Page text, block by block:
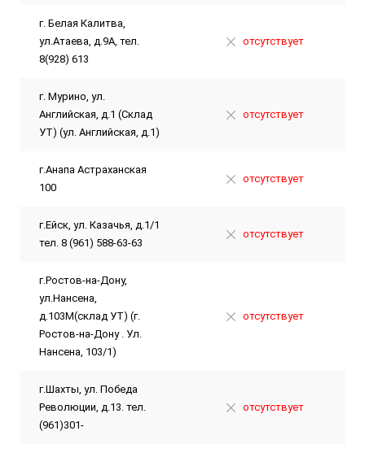
г. Белая Калитва,
ул.Атаева, д.9А, тел.
8(928) 613
отсутствует
г. Мурино, ул.
Английская, д.1 (Склад
УТ) (ул. Английская, д.1)
отсутствует
г.Анапа Астраханская
100
отсутствует
г.Ейск, ул. Казачья, д.1/1
тел. 8 (961) 588-63-63
отсутствует
г.Ростов-на-Дону,
ул.Нансена,
д.103М(склад УТ) (г.
Ростов-на-Дону . Ул.
Нансена, 103/1)
отсутствует
г.Шахты, ул. Победа
Революции, д.13. тел.
(961)301-
отсутствует